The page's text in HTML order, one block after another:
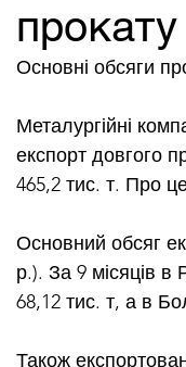
прокату
Основні обсяги
Металургійні
експорт довгого
465,2 тис. т. Про
Основний обсяг
р.). За 9 місяців в
68,12 тис. т, а в
Також